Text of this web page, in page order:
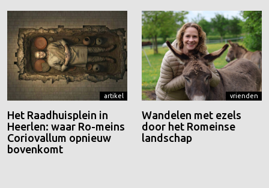
artikel
Het Raadhuisplein in
Heerlen: waar Ro-meins
Coriovallum opnieuw
bovenkomt
vrienden
Wandelen met ezels
door het Romeinse
landschap